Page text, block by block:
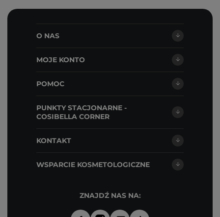
O NAS
MOJE KONTO
POMOC
PUNKTY STACJONARNE -
COSIBELLA CORNER
KONTAKT
WSPARCIE KOSMETOLOGICZNE
ZNAJDŹ NAS NA: